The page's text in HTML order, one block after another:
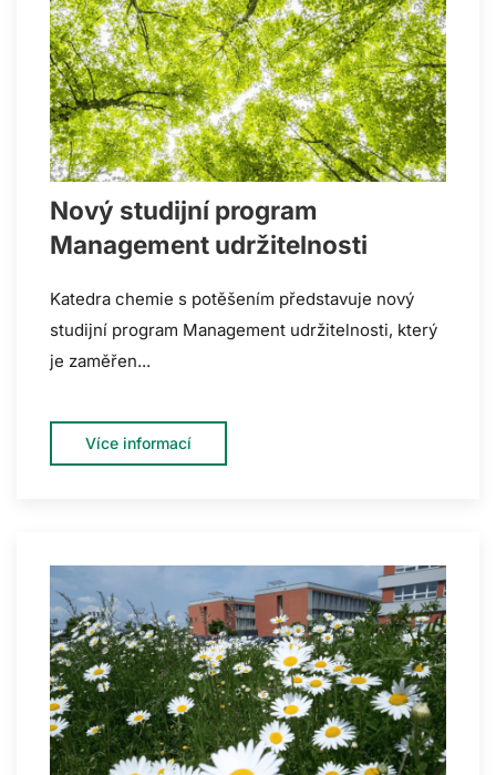
Nový studijní program
Management udržitelnosti
Katedra chemie s potěšením představuje nový
studijní program Management udržitelnosti, který
je zaměřen...
Více informací